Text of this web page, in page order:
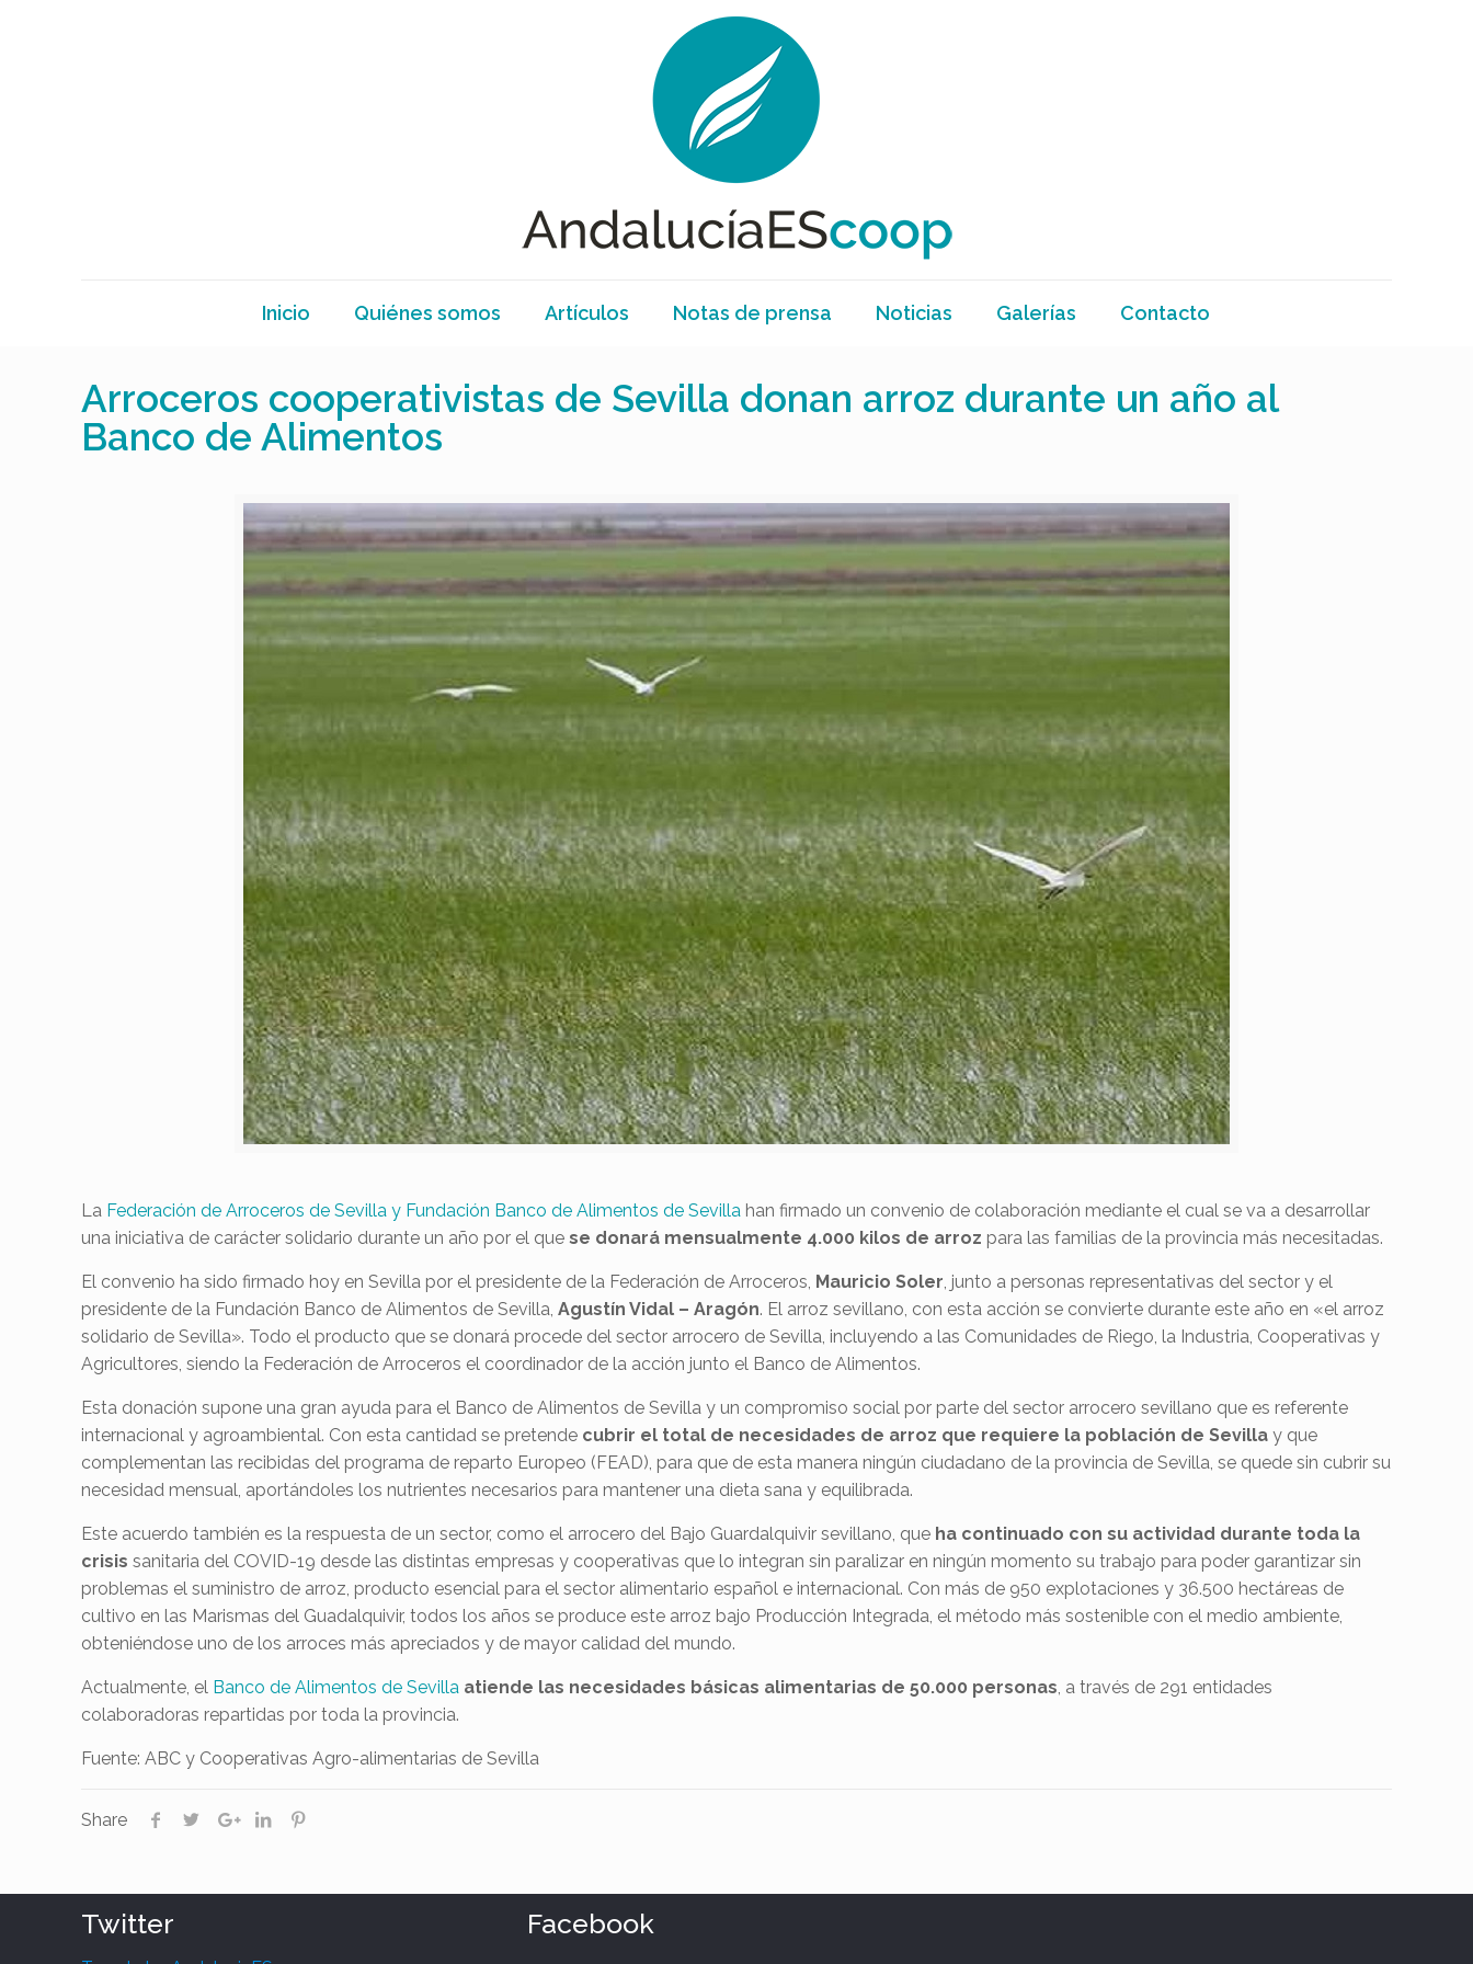
Inicio Quiénes somos Artículos Notas de prensa Noticias Galerías Contacto
Arroceros cooperativistas de Sevilla donan arroz durante un año al
Banco de Alimentos
La Federación de Arroceros de Sevilla y Fundación Banco de Alimentos de Sevilla han firmado un convenio de colaboración mediante el cual se va a desarrollar
una iniciativa de carácter solidario durante un año por el quese donará mensualmente 4.000 kilos de arroz para las familias de la provincia más necesitadas.
El convenio ha sido firmado hoy en Sevilla por el presidente de la Federación de Arroceros, Mauricio Soler, junto a personas representativas del sector y el
presidente de la Fundación Banco de Alimentos de Sevilla,Agustín Vidal – Aragón. El arroz sevillano, con esta acción se convierte durante este año en «el arroz
solidario de Sevilla». Todo el producto que se donará procede del sector arrocero de Sevilla, incluyendo a las Comunidades de Riego, la Industria, Cooperativas y
Agricultores, siendo la Federación de Arroceros el coordinador de la acción junto el Banco de Alimentos.
Esta donación supone una gran ayuda para el Banco de Alimentos de Sevilla y un compromiso social por parte del sector arrocero sevillano que es referente
internacional y agroambiental. Con esta cantidad se pretende cubrir el total de necesidades de arroz que requiere la población de Sevilla y que
complementan las recibidas del programa de reparto Europeo (FEAD), para que de esta manera ningún ciudadano de la provincia de Sevilla, se quede sin cubrir su
necesidad mensual, aportándoles los nutrientes necesarios para mantener una dieta sana y equilibrada.
Este acuerdo también es la respuesta de un sector, como el arrocero del Bajo Guardalquivir sevillano, que ha continuado con su actividad durante toda la
crisis sanitaria del COVID-19 desde las distintas empresas y cooperativas que lo integran sin paralizar en ningún momento su trabajo para poder garantizar sin
problemas el suministro de arroz, producto esencial para el sector alimentario español e internacional. Con más de 950 explotaciones y 36.500 hectáreas de
cultivo en las Marismas del Guadalquivir, todos los años se produce este arroz bajo Producción Integrada, el método más sostenible con el medio ambiente,
obteniéndose uno de los arroces más apreciados y de mayor calidad del mundo.
Actualmente, el Banco de Alimentos de Sevilla atiende las necesidades básicas alimentarias de 50.000 personas, a través de 291 entidades
colaboradoras repartidas por toda la provincia.
Fuente: ABC y Cooperativas Agro-alimentarias de Sevilla
Share
Twitter Facebook